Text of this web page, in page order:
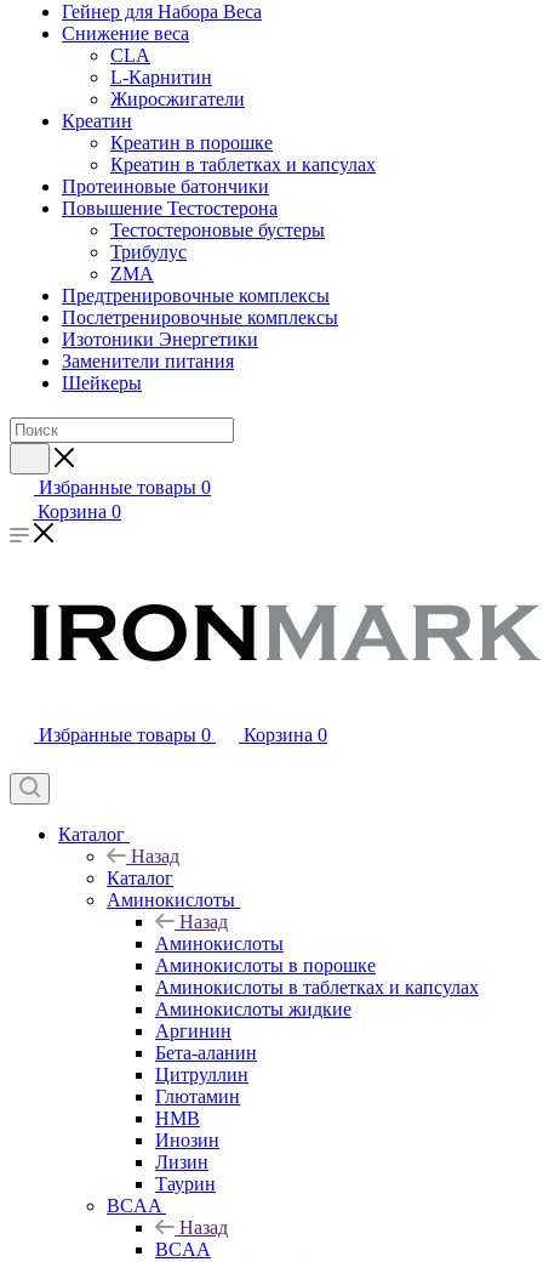
Гейнер для Набора Веса
Снижение веса
CLA
L-Карнитин
Жиросжигатели
Креатин
Креатин в порошке
Креатин в таблетках и капсулах
Протеиновые батончики
Повышение Тестостерона
Тестостероновые бустеры
Трибулус
ZMA
Предтренировочные комплексы
Послетренировочные комплексы
Изотоники Энергетики
Заменители питания
Шейкеры
Избранные товары 0
Корзина 0
Избранные товары 0 Корзина 0
Каталог
Назад
Каталог
Аминокислоты
Назад
Аминокислоты
Аминокислоты в порошке
Аминокислоты в таблетках и капсулах
Аминокислоты жидкие
Аргинин
Бета-аланин
Цитруллин
Глютамин
HMB
Инозин
Лизин
Таурин
BCAA
Назад
BCAA